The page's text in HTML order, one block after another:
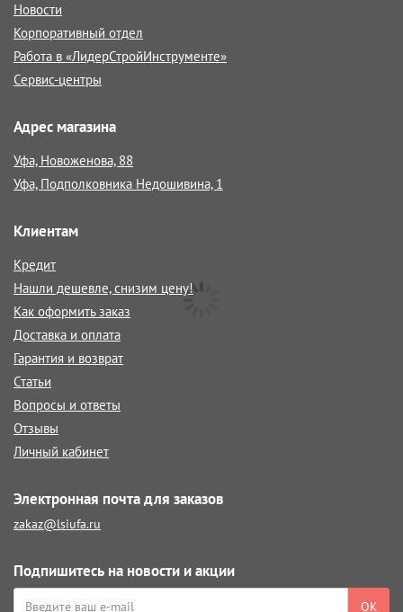
Новости
Корпоративный отдел
Работа в «ЛидерСтройИнструменте»
Сервис-центры
Адрес магазина
Уфа, Новоженова, 88
Уфа, Подполковника Недошивина, 1
Клиентам
Кредит
Нашли дешевле, снизим цену!
Как оформить заказ
Доставка и оплата
Гарантия и возврат
Статьи
Вопросы и ответы
Отзывы
Личный кабинет
Электронная почта для заказов
zakaz@lsiufa.ru
Подпишитесь на новости и акции
ОК